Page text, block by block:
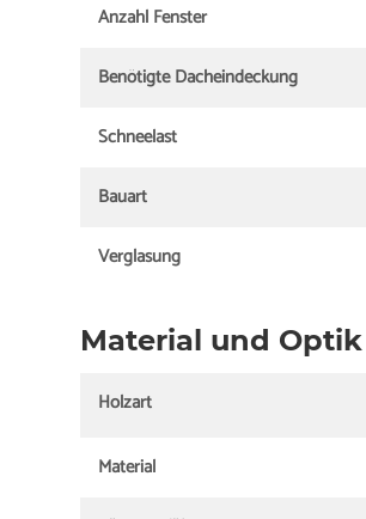
Anzahl Fenster
Benötigte Dacheindeckung
Schneelast
Bauart
Verglasung
Material und Optik
Holzart
Material